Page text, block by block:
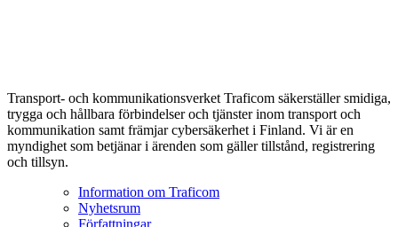
Transport- och kommunikationsverket Traficom säkerställer smidiga,
trygga och hållbara förbindelser och tjänster inom transport och
kommunikation samt främjar cybersäkerhet i Finland. Vi är en
myndighet som betjänar i ärenden som gäller tillstånd, registrering
och tillsyn.
Information om Traficom
Nyhetsrum
Författningar